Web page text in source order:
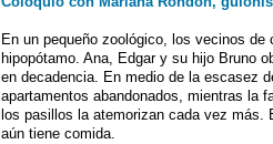
En un pequeño zoológico, los vecinos
hipopótamo. Ana, Edgar y su hijo Bruno
en decadencia. En medio de la escasez
apartamentos abandonados, mientras la
los pasillos la atemorizan cada vez
aún tiene comida.